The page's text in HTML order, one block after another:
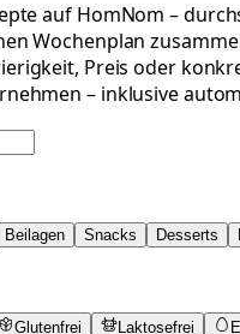
auf HomNom –
Wochenplan
Preis oder
– inklusive
Beilagen Snacks Desserts
Glutenfrei Laktosefrei